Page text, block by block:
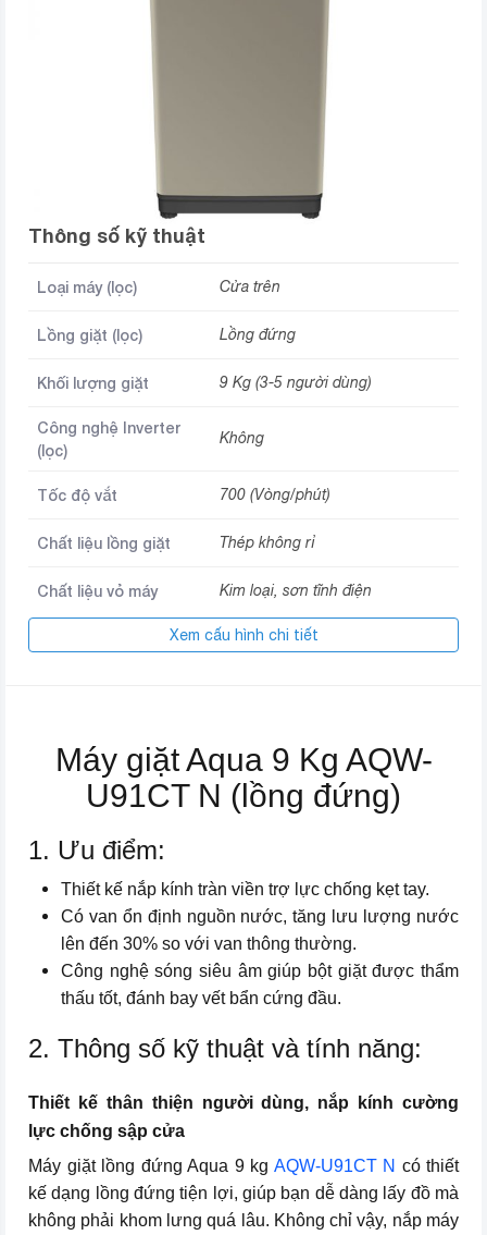
Thông số kỹ thuật
Loại máy (lọc) Cửa trên
Lồng giặt (lọc) Lồng đứng
Khối lượng giặt 9 Kg (3-5 người dùng)
Công nghệ Inverter
(lọc)
Không
Tốc độ vắt 700 (Vòng/phút)
Chất liệu lồng giặt Thép không rỉ
Chất liệu vỏ máy Kim loại, sơn tĩnh điện
560 x 630 x 1006 (mm)
Xem cấu hình chi tiết
Máy giặt Aqua 9 Kg AQW-
U91CT N (lồng đứng)
1. Ưu điểm:
Thiết kế nắp kính tràn viền trợ lực chống kẹt tay.
Có van ổn định nguồn nước, tăng lưu lượng nước
lên đến 30% so với van thông thường.
Công nghệ sóng siêu âm giúp bột giặt được thẩm
thấu tốt, đánh bay vết bẩn cứng đầu.
2. Thông số kỹ thuật và tính năng:
Thiết kế thân thiện người dùng, nắp kính cường
lực chống sập cửa
Máy giặt lồng đứng Aqua 9 kg AQW-U91CT N có thiết
kế dạng lồng đứng tiện lợi, giúp bạn dễ dàng lấy đồ mà
không phải khom lưng quá lâu. Không chỉ vậy, nắp máy